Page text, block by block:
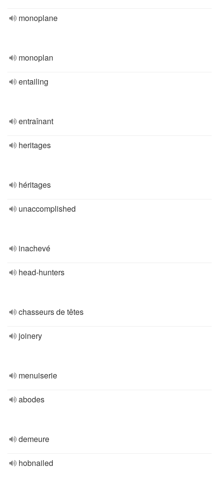
monoplane
monoplan
entailing
entraînant
heritages
héritages
unaccomplished
inachevé
head-hunters
chasseurs de têtes
joinery
menuiserie
abodes
demeure
hobnailed